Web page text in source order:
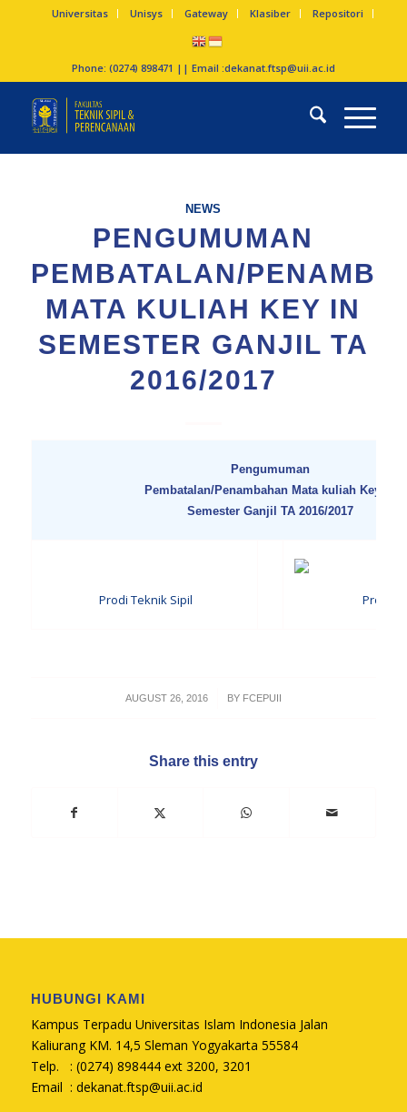
Universitas Unisys Gateway Klasiber Repositori
Phone: (0274) 898471 || Email :dekanat.ftsp@uii.ac.id
NEWS
PENGUMUMAN
PEMBATALAN/
MATA KULIAH KEY IN
SEMESTER GANJIL TA
2016/2017
Pengumuman
Pembatalan/Penambahan Mata kuliah Key In
Semester Ganjil TA 2016/2017
Prodi Teknik Sipil Prodi
AUGUST 26, 2016
/ BY FCEPUII
Share this entry
HUBUNGI KAMI
Kampus Terpadu Universitas Islam Indonesia Jalan
Kaliurang KM. 14,5 Sleman Yogyakarta 55584
Telp. : (0274) 898444 ext 3200, 3201
Email : dekanat.ftsp@uii.ac.id